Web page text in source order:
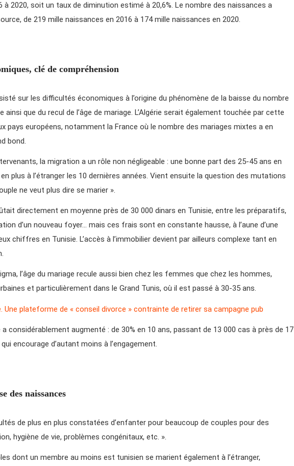
à 2020, soit un taux de diminution estimé à 20,6%. Le nombre des naissances a
de 219 mille naissances en 2016 à 174 mille naissances en 2020.
clé de compréhension
sur les difficultés économiques à l’origine du phénomène de la baisse du nombre
que du recul de l’âge de mariage. L’Algérie serait également touchée par cette
pays européens, notamment la France où le nombre des mariages mixtes a en
bond.
la migration a un rôle non négligeable : une bonne part des 25-45 ans en
plus à l’étranger les 10 dernières années. Vient ensuite la question des mutations
ne veut plus dire se marier ».
directement en moyenne près de 30 000 dinars en Tunisie, entre les préparatifs,
d’un nouveau foyer… mais ces frais sont en constante hausse, à l’aune d’une
chiffres en Tunisie. L’accès à l’immobilier devient par ailleurs complexe tant en
l’âge du mariage recule aussi bien chez les femmes que chez les hommes,
et particulièrement dans le Grand Tunis, où il est passé à 30-35 ans.
Une plateforme de « conseil divorce » contrainte de retirer sa campagne pub
considérablement augmenté : de 30% en 10 ans, passant de 13 000 cas à près de 17
encourage d’autant moins à l’engagement.
des naissances
de plus en plus constatées d’enfanter pour beaucoup de couples pour des
hygiène de vie, problèmes congénitaux, etc. ».
dont un membre au moins est tunisien se marient également à l’étranger,